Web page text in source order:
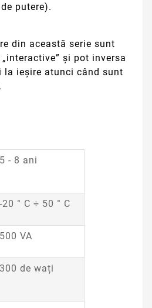
putere).
din această serie sunt
și pot inversa
ieșire atunci când sunt
5 - 8 ani
-20 ° C ÷ 50 ° C
500 VA
300 de wați